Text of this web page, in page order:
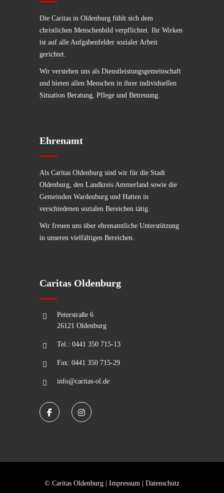
Die Caritas in Oldenburg fühlt sich dem
christlichen Menschenbild verpflichtet. Ihr Wirken
ist auf alle Aufgabenfelder sozialer Arbeit
gerichtet.
Wir verstehen uns als Dienstleistungsgemeinschaft
und bieten allen Menschen in ihrer individuellen
Situation Beratung, Pflege und Betreuung.
Ehrenamt
Als Caritas Oldenburg sind wir für die Stadt
Oldenburg, den Landkreis Ammerland sowie die
Gemeinden Wardenburg und Hatten in
verschiedenen sozialen Bereichen tätig.
Wir freuen uns über ehrenamtliche Unterstützung
in unseren vielfältigen Bereichen.
Caritas Oldenburg
Peterstraße 6
26121 Oldenburg
Tel.: 0441 350 715-13
Fax: 0441 350 715-29
info@caritas-ol.de
© Caritas Oldenburg | Impressum Datenschutz